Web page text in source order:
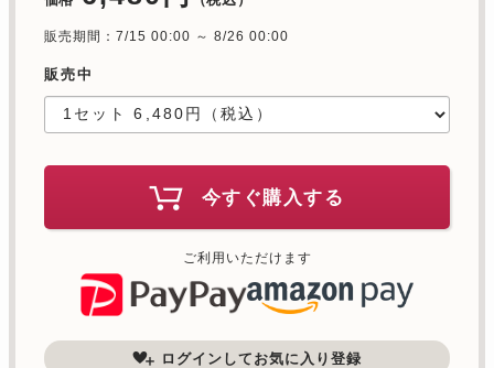
販売期間：7/15 00:00 ～ 8/26 00:00
販売中
今すぐ購入する
ご利用いただけます
ログインしてお気に入り登録